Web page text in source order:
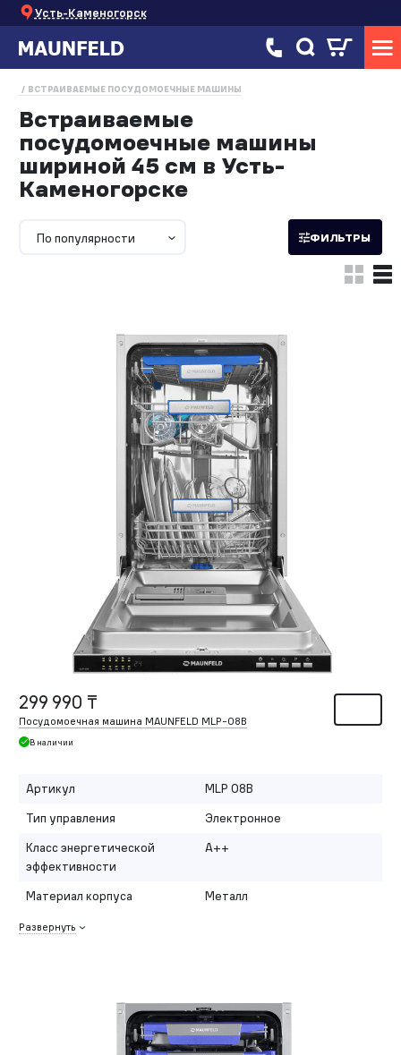
Усть-Каменогорск
ВСТРАИВАЕМЫЕ ПОСУДОМОЕЧНЫЕ МАШИНЫ
Встраиваемые
посудомоечные машины
шириной 45 см в Усть-
Каменогорске
По популярности ФИЛЬТРЫ
299 990 ₸
Посудомоечная машина MAUNFELD MLP-08B
В наличии
Артикул
MLP 08B
Тип управления
Электронное
Класс энергетической
эффективности
A++
Материал корпуса Металл
Развернуть